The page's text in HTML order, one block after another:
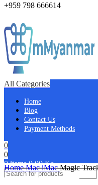
+959 798 666614
All Categories
Home
Blog
Contact Us
Payment Methods
0
0
0items 0.00Ks
HomeMaciMacMagic